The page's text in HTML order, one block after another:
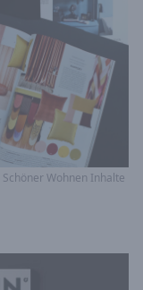
Schöner Wohnen Inhalte